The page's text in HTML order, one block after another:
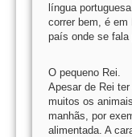
língua
correr bem, é em
país onde se fala
O pequeno Rei.
Apesar de Rei
muitos os
manhãs, por
alimentada. A